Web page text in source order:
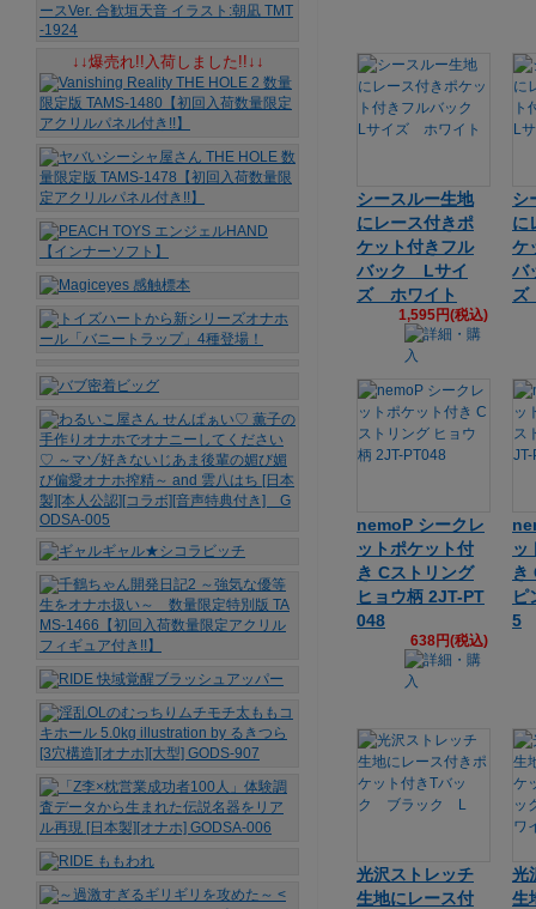
シースルー生地
にレース付きポ
ケット付きフル
バック Lサイ
ズ ホワイト
1,595円(税込)
シ
に
ケ
バ
nemoP シークレ
ットポケット付
き Cストリング
ヒョウ柄 2JT-PT
048
638円(税込)
ッ
き
ピ
5
光沢ストレッチ
生地にレース付
光
生
↓↓爆売れ!!入荷しました!!↓↓